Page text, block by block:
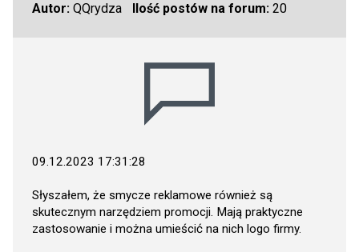
Autor: QQrydza Ilość postów na forum:20
09.12.2023 17:31:28
Słyszałem, że smycze reklamowe również są
skutecznym narzędziem promocji. Mają praktyczne
zastosowanie i można umieścić na nich logo firmy.